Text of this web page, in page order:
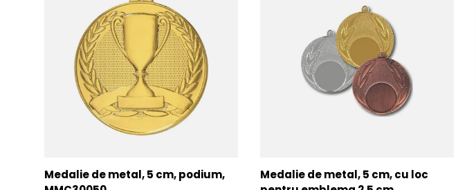
Medalie de metal, 5 cm, podium,
Medalie de metal, 5 cm, cu loc